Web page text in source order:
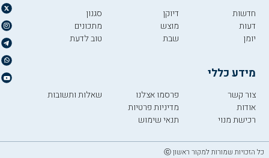
חדשות
דעות
יומן
דיוקן
מוצש
שבת
סגנון
מתכונים
טוב לדעת
מידע כללי
צור קשר
אודות
רכישת מנוי
פרסמו אצלנו
מדיניות פרטיות
תנאי שימוש
שאלות ותשובות
כל הזכויות שמורות למקור ראשון ⓒ